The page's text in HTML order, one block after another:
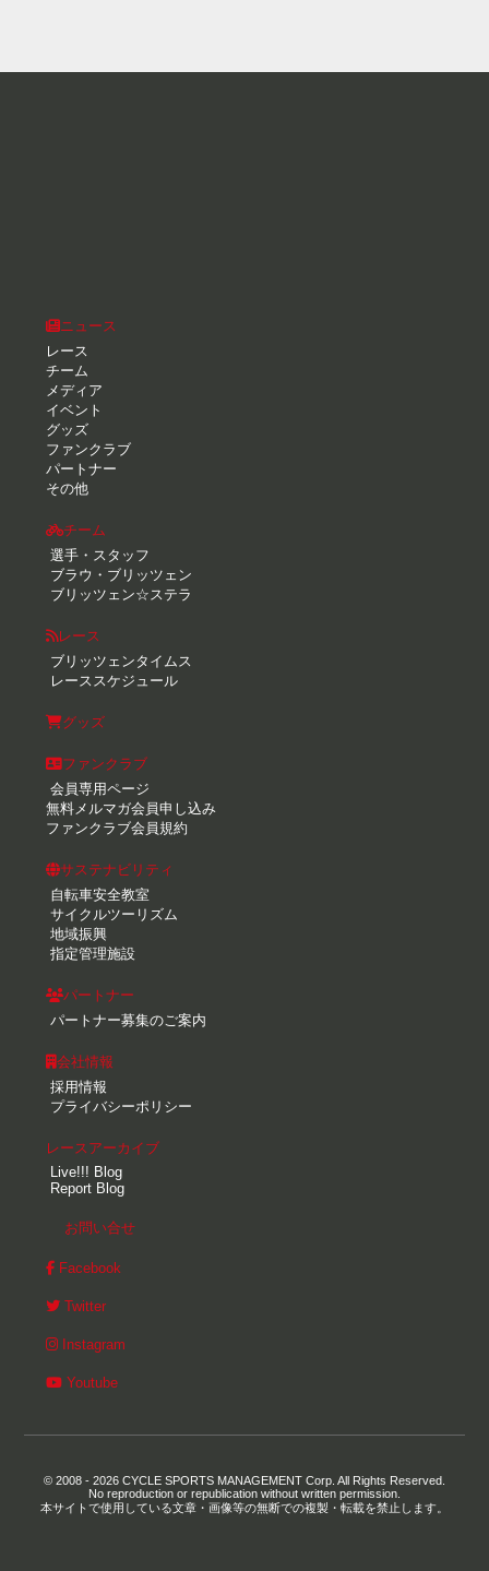
ニュース
レース
チーム
メディア
イベント
グッズ
ファンクラブ
パートナー
その他
チーム
選手・スタッフ
ブラウ・ブリッツェン
ブリッツェン☆ステラ
レース
ブリッツェンタイムス
レーススケジュール
グッズ
ファンクラブ
会員専用ページ
無料メルマガ会員申し込み
ファンクラブ会員規約
サステナビリティ
自転車安全教室
サイクルツーリズム
地域振興
指定管理施設
パートナー
パートナー募集のご案内
会社情報
採用情報
プライバシーポリシー
レースアーカイブ
Live!!! Blog
Report Blog
お問い合せ
Facebook
Twitter
Instagram
Youtube
© 2008 - 2026 CYCLE SPORTS MANAGEMENT Corp. All Rights Reserved.
No reproduction or republication without written permission.
本サイトで使用している文章・画像等の無断での複製・転載を禁止します。